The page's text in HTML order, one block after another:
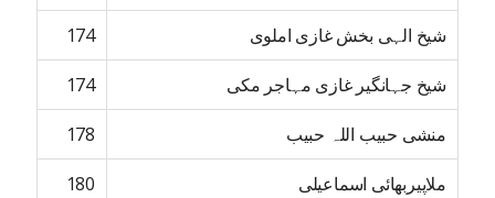
شیخ الہی بخش غازی املوی 174
شیخ جہانگیر غازی مہاجر مکی 174
منشی حبیب اللہ حبیب 178
ملاپیربھائی اسماعیلی 180